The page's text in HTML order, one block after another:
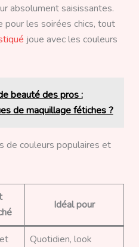
absolument saisissantes.
pour les soirées chics, tout
joue avec les couleurs
beauté des pros :
de maquillage fétiches ?
de couleurs populaires et
Idéal pour
Quotidien, look